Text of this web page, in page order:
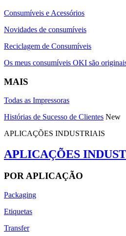
Consumíveis e Acessórios
Novidades de consumíveis
Reciclagem de Consumíveis
Os meus consumíveis OKI são
MAIS
Todas as Impressoras
Histórias de Sucesso de Clientes New
APLICAÇÕES INDUSTRIAIS
APLICAÇÕES
POR APLICAÇÃO
Packaging
Etiquetas
Transfer